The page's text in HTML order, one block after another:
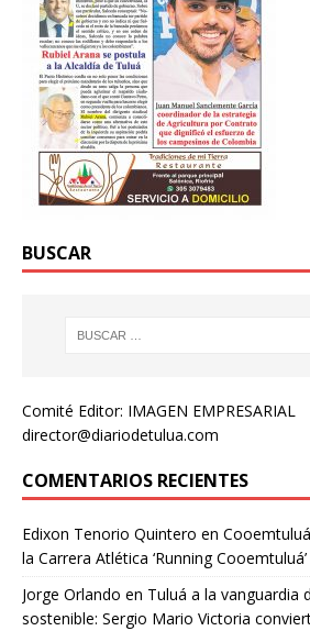
BUSCAR
Comité Editor: IMAGEN EMPRESARIAL
director@diariodetulua.com
COMENTARIOS RECIENTES
Edixon Tenorio Quintero en
la Carrera Atlética ‘Running Cooemtuluá’
Jorge Orlando en Tuluá a la vanguardia
sostenible: Sergio Mario Victoria